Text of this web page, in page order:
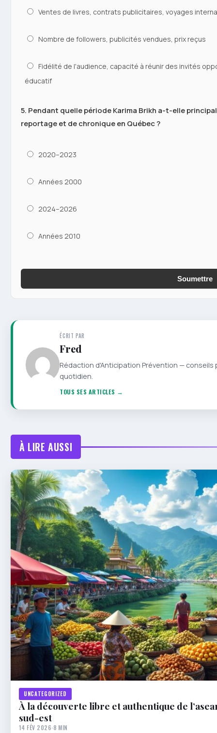
Ventes de livres, contrats publicitaires, voyages
Nombre de followers, publicités vendues, prix reçus
Fidélité de l'audience, capacité à réunir des invités
éducatif
5. Pendant quelle période Karima Brikh a-t-elle
reportage et de chronique en Québec ?
2020–2023
Années 2000
2024–2026
Années 2010
Soumettre
ÉCRIT PAR
Fred
Rédaction d'Anticipation Prévention —
quotidien.
TOUS SES ARTICLES →
À LIRE AUSSI
UNCATEGORIZED
À la découverte libre et authentique de
sud-est
14 FÉV 2026·8 MIN